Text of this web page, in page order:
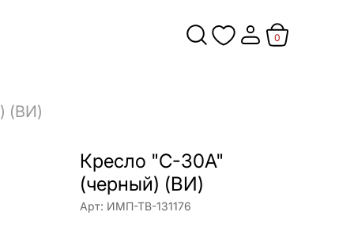
0
(ВИ)
Кресло "C-30A"
(черный) (ВИ)
Арт: ИМП-ТВ-131176